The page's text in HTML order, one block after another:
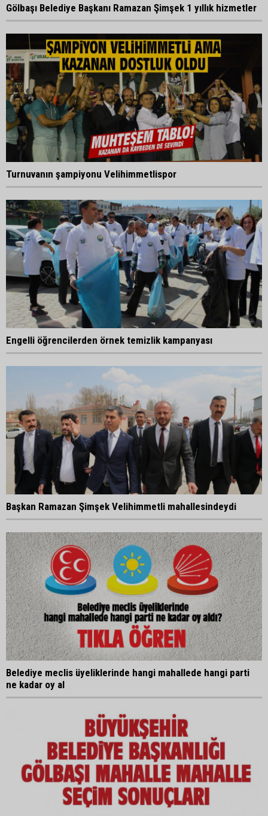
Gölbaşı Belediye Başkanı Ramazan Şimşek 1 yıllık hizmetler
Turnuvanın şampiyonu Velihimmetlispor
Engelli öğrencilerden örnek temizlik kampanyası
Başkan Ramazan Şimşek Velihimmetli mahallesindeydi
Belediye meclis üyeliklerinde hangi mahallede hangi parti
ne kadar oy al